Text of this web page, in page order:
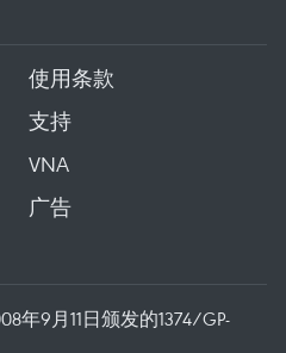
使用条款
支持
VNA
广告
年9月11日颁发的1374/GP-